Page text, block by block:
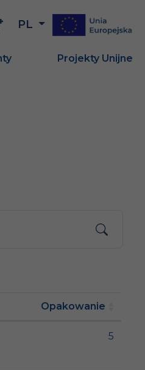
PL
Projekty Unijne
Opakowanie
5